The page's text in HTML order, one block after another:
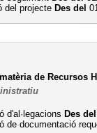
projecte Des del
de Recursos
d'al·legacions Des del
de documentació